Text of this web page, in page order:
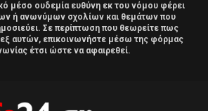
μέσο ουδεμία ευθύνη εκ του νόμου φέρει
ή ανωνύμων σχολίων και θεμάτων που
Σε περίπτωση που θεωρείτε πως
εξ αυτών, επικοινωνήστε μέσω της φόρμας
έτσι ώστε να αφαιρεθεί.